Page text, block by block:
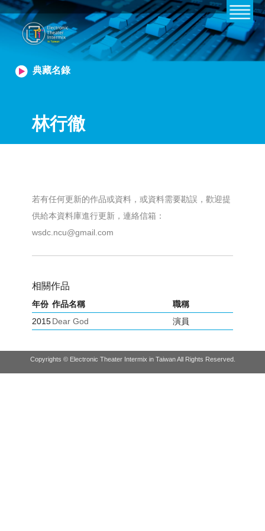
典藏名錄
林行徹
若有任何更新的作品或資料，或資料需要勘誤，歡迎提
供給本資料庫進行更新，連絡信箱：
wsdc.ncu@gmail.com
相關作品
年份 作品名稱
職稱
2015 Dear God 演員
Copyrights © Electronic Theater Intermix in Taiwan All Rights Reserved.